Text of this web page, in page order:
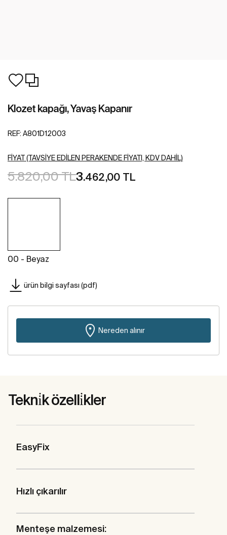
Klozet kapağı, Yavaş Kapanır
REF: A801D12003
FIYAT (TAVSIYE EDILEN PERAKENDE FIYATI, KDV DAHIL)
5.820,00 TL3.462,00 TL
00 - Beyaz
ürün bilgi sayfası (pdf)
Nereden alınır
Tekni̇k özelli̇kler
EasyFix
Hızlı çıkarılır
Menteşe malzemesi: